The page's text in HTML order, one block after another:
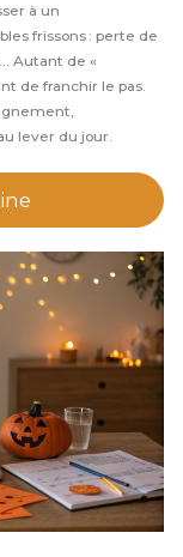
à un
frissons : perte de
Autant de «
de franchir le pas.
lever du jour.